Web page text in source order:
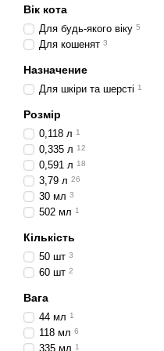
Вік кота
Для будь-якого віку 5
Для кошенят 3
Назначение
Для шкіри та шерсті 1
Розмір
0,118 л 1
0,335 л 12
0,591 л 18
3,79 л 26
30 мл 3
502 мл 1
Кількість
50 шт 3
60 шт 2
Вага
44 мл 1
118 мл 6
335 мл 1